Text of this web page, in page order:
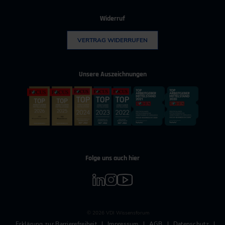
Widerruf
VERTRAG WIDERRUFEN
Unsere Auszeichnungen
Folge uns auch hier
© 2026 VDI Wissensforum